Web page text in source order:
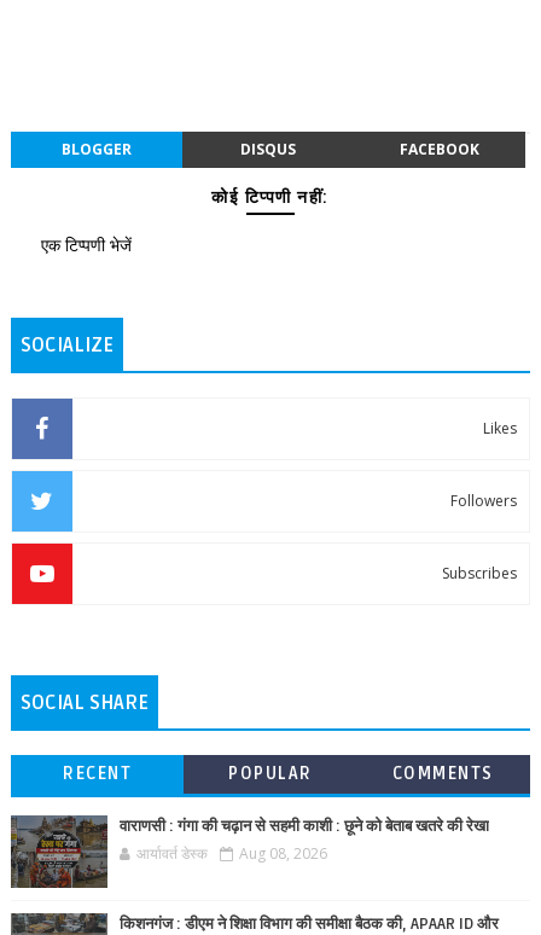
BLOGGER DISQUS FACEBOOK
कोई टिप्पणी नहीं:
एक टिप्पणी भेजें
SOCIALIZE
Likes
Followers
Subscribes
SOCIAL SHARE
RECENT POPULAR COMMENTS
वाराणसी : गंगा की चढ़ान से सहमी काशी : छूने को बेताब खतरे की रेखा
आर्यावर्त डेस्क Aug 08, 2026
किशनगंज : डीएम ने शिक्षा विभाग की समीक्षा बैठक की, APAAR ID और